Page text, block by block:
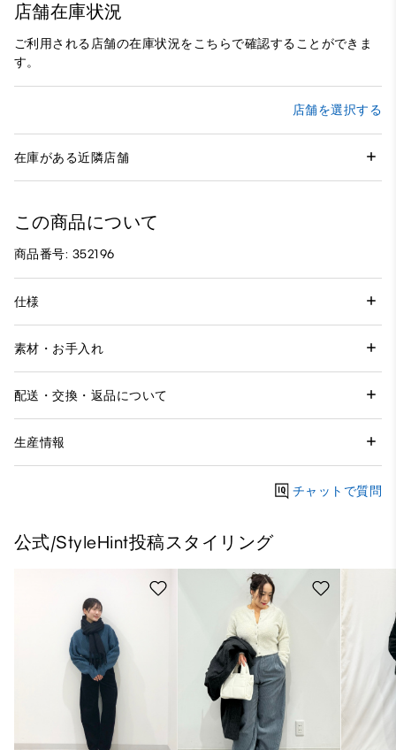
店舗在庫状況
ご利用される店舗の在庫状況をこちらで確認することができま
す。
店舗を選択する
在庫がある近隣店舗
この商品について
商品番号: 352196
仕様
素材・お手入れ
配送・交換・返品について
生産情報
チャットで質問
公式/StyleHint投稿スタイリング